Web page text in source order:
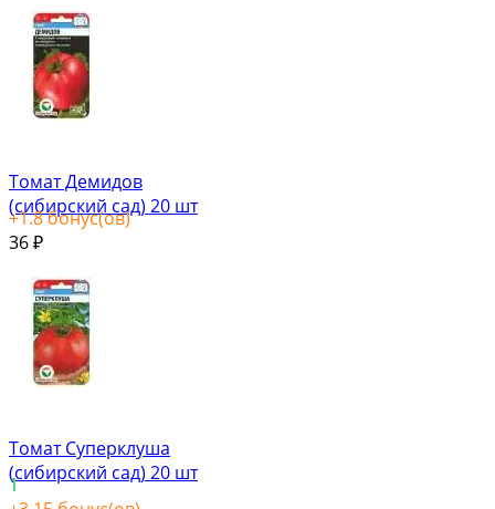
Томат Демидов
(сибирский сад) 20 шт
+1.8бонус(ов)
36 ₽
Томат Суперклуша
(сибирский сад) 20 шт
1